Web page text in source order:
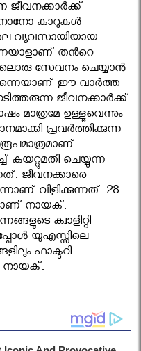
ജീവനക്കാര്‍ക്ക്
കാറുകള്‍
വ്യവസായിയായ
തൻറെ
സേവനം ചെയ്യാൻ
തന്നെയാണ് ഈ വാർത്ത
ജീവനക്കാര്‍ക്ക്
ഉള്ളൂവെന്നും
പ്രവര്‍ത്തിക്കുന്ന
ചെയ്യുന്ന
ജീവനക്കാരെ
വിളിക്കുന്നത്. 28
നായക്.
ക്വാളിറ്റി
യുഎസ്സിലെ
ഫാക്ടറി